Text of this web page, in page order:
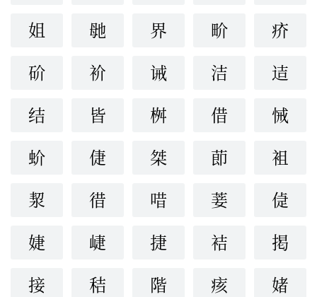
姐
毑 界 畍
疥
砎
衸 诫 洁
迼
结
皆 桝 借
悈
蚧
倢 桀 莭
袓
洯
徣 唶 菨
偼
婕
崨 捷 袺
掲
接
秸 階 痎
媎